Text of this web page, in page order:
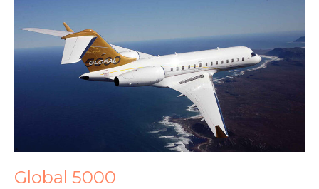
Global 5000